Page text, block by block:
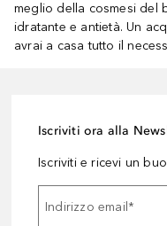
meglio della cosmesi del
idratante e antietà. Un
avrai a casa tutto il
Iscriviti ora alla
Iscriviti e ricevi un
Indirizzo email *